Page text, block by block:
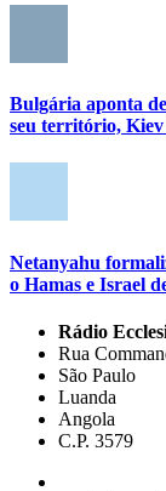
Bulgária aponta
seu território, Kiev
Netanyahu
o Hamas e Israel
Rádio
Rua
São Paulo
Luanda
Angola
C.P. 3579